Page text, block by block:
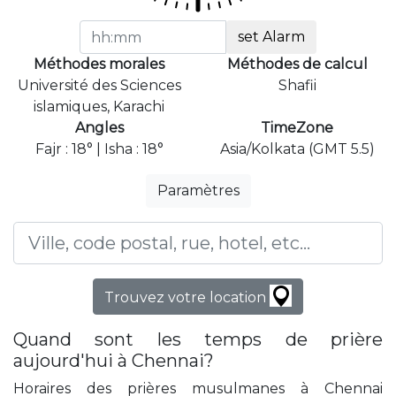
set Alarm
Méthodes morales
Université des Sciences
islamiques, Karachi
Méthodes de calcul
Shafii
Angles
Fajr : 18° | Isha : 18°
TimeZone
Asia/Kolkata (GMT 5.5)
Paramètres
Trouvez votre location
Quand sont les temps de prière
aujourd'hui à Chennai?
Horaires des prières musulmanes à Chennai